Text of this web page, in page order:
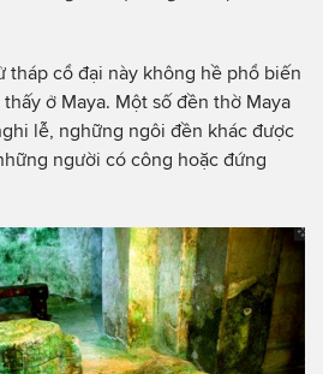
tháp cổ đại này không hề phổ biến
ở Maya. Một số đền thờ Maya
lễ, nghững ngôi đền khác được
người có công hoặc đứng